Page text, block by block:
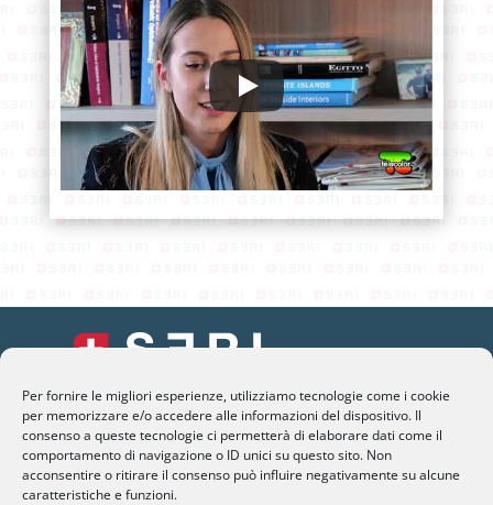
Per fornire le migliori esperienze, utilizziamo tecnologie come i cookie
per memorizzare e/o accedere alle informazioni del dispositivo. Il
consenso a queste tecnologie ci permetterà di elaborare dati come il
comportamento di navigazione o ID unici su questo sito. Non
acconsentire o ritirare il consenso può influire negativamente su alcune
caratteristiche e funzioni.
SERI Lugano
Palazzo Mantegazza (9° Piano)
CH-6900 Lugano – Paradiso